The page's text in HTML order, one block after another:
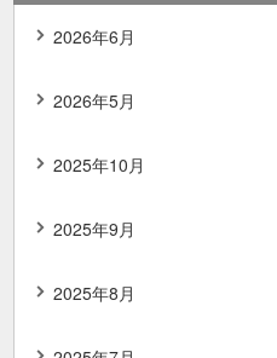
2026年6月
2026年5月
2025年10月
2025年9月
2025年8月